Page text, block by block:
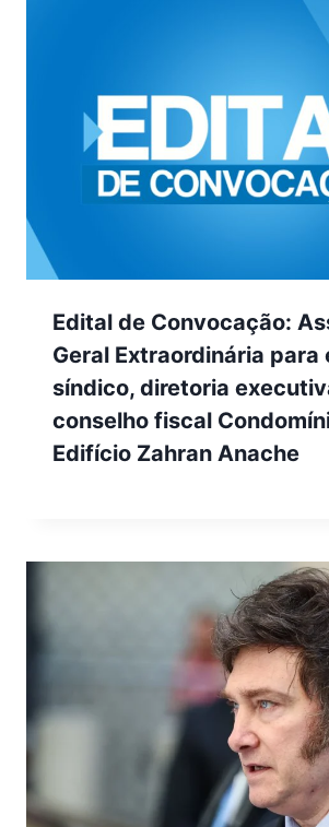
Edital de Convocação:
Geral Extraordinária para
síndico, diretoria
conselho fiscal
Edifício Zahran Anache